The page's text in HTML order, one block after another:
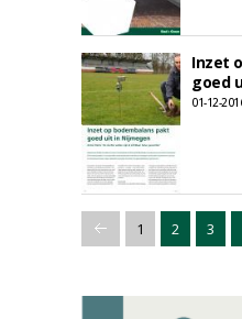
Inzet
goed
01-12-
1 2 3